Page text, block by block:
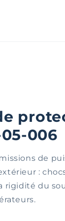
006
de
:
rigidité du